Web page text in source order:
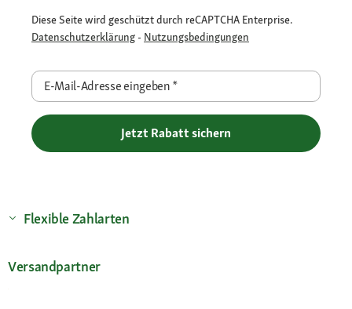
Diese Seite wird geschützt durch reCAPTCHA Enterprise.
Datenschutzerklärung - Nutzungsbedingungen
E-Mail-Adresse eingeben*
Jetzt Rabatt sichern
Flexible Zahlarten
Versandpartner